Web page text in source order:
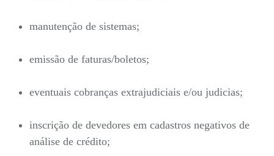
manutenção de sistemas;
emissão de faturas/boletos;
eventuais cobranças extrajudiciais e/ou judicias;
inscrição de devedores em cadastros negativos de
análise de crédito;